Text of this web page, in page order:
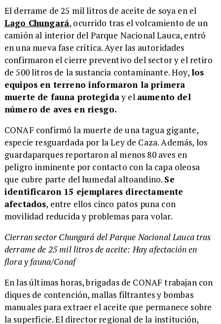
El derrame de 25 mil litros de aceite de soya en el
Lago Chungará, ocurrido tras el volcamiento de un
camión al interior del Parque Nacional Lauca, entró
en una nueva fase crítica. Ayer las autoridades
confirmaron el cierre preventivo del sector y el retiro
de 500 litros de la sustancia contaminante. Hoy,los
equipos en terreno informaron la primera
muerte de fauna protegiday el aumento del
número de aves en riesgo.
CONAF confirmó la muerte de una tagua gigante,
especie resguardada por la Ley de Caza. Además, los
guardaparques reportaron al menos 80 aves en
peligro inminente por contacto con la capa oleosa
que cubre parte del humedal altoandino. Se
identificaron 15 ejemplares directamente
afectados, entre ellos cinco patos puna con
movilidad reducida y problemas para volar.
Cierran sector Chungará del Parque Nacional Lauca tras
derrame de 25 mil litros de aceite: Hay afectación en
flora y fauna/Conaf
En las últimas horas, brigadas de CONAF trabajan con
diques de contención, mallas filtrantes y bombas
manuales para extraer el aceite que permanece sobre
la superficie. El director regional de la institución,